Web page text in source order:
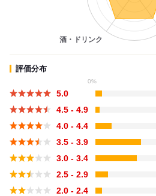
酒・ドリンク
評価分布
0%
5.0
4.5 - 4.9
4.0 - 4.4
3.5 - 3.9
3.0 - 3.4
2.5 - 2.9
2.0 - 2.4